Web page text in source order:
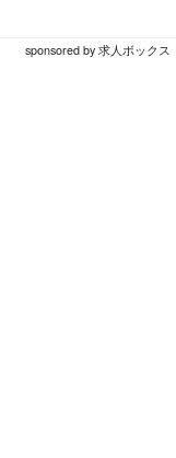
sponsored by 求人ボックス